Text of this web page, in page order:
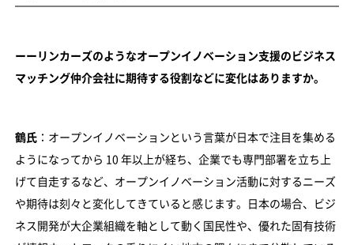
ーーリンカーズのようなオープンイノベーション支援のビジネス
マッチング仲介会社に期待する役割などに変化はありますか。
鶴氏 ：オープンイノベーションという言葉が日本で注目を集める
ようになってから 10 年以上が経ち、企業でも専門部署を立ち上
げて自走するなど、オープンイノベーション活動に対するニーズ
や期待は刻々と変化してきていると感じます。日本の場合、ビジ
ネス開発が大企業組織を軸として動く国民性や、優れた固有技術